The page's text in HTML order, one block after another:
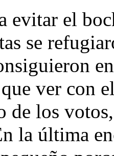
evitar el
se
ver con
de los
la última